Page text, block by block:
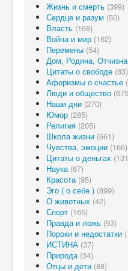
Жизнь и смерть (399)
Сердце и разум (50)
Власть (168)
Война и мир (162)
Перемены (54)
Дом, Родина, Отчизна
Цитаты о свободе (83)
Афоризмы о счастье
Люди и общество
Наши дни (270)
Юмор (285)
Религия (205)
Школа жизни (661)
Чувства, эмоции (166)
Цитаты о деньгах
Наука (87)
Красота (95)
Эго ( о себе ) (899)
О животных (42)
Спорт (165)
Правда и ложь (93)
Пороки и недостатки
ИСТИНА (37)
Природа (34)
Отцы и дети (88)